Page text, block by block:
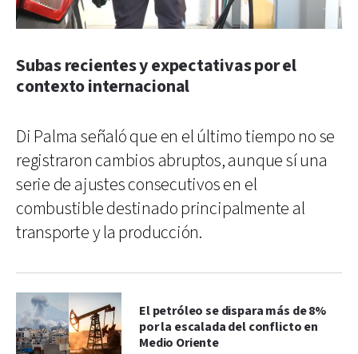
Subas recientes y expectativas por el
contexto internacional
Di Palma señaló que en el último tiempo no se
registraron cambios abruptos, aunque sí una
serie de ajustes consecutivos en el
combustible destinado principalmente al
transporte y la producción.
El petróleo se dispara más de 8%
por la escalada del conflicto en
Medio Oriente